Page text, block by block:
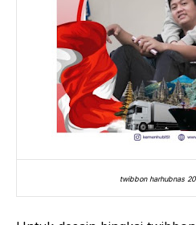
twibbon harhubnas